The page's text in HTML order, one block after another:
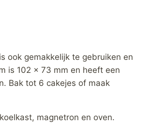
ook gemakkelijk te gebruiken en
is 102 x 73 mm en heeft een
Bak tot 6 cakejes of maak
magnetron en oven.